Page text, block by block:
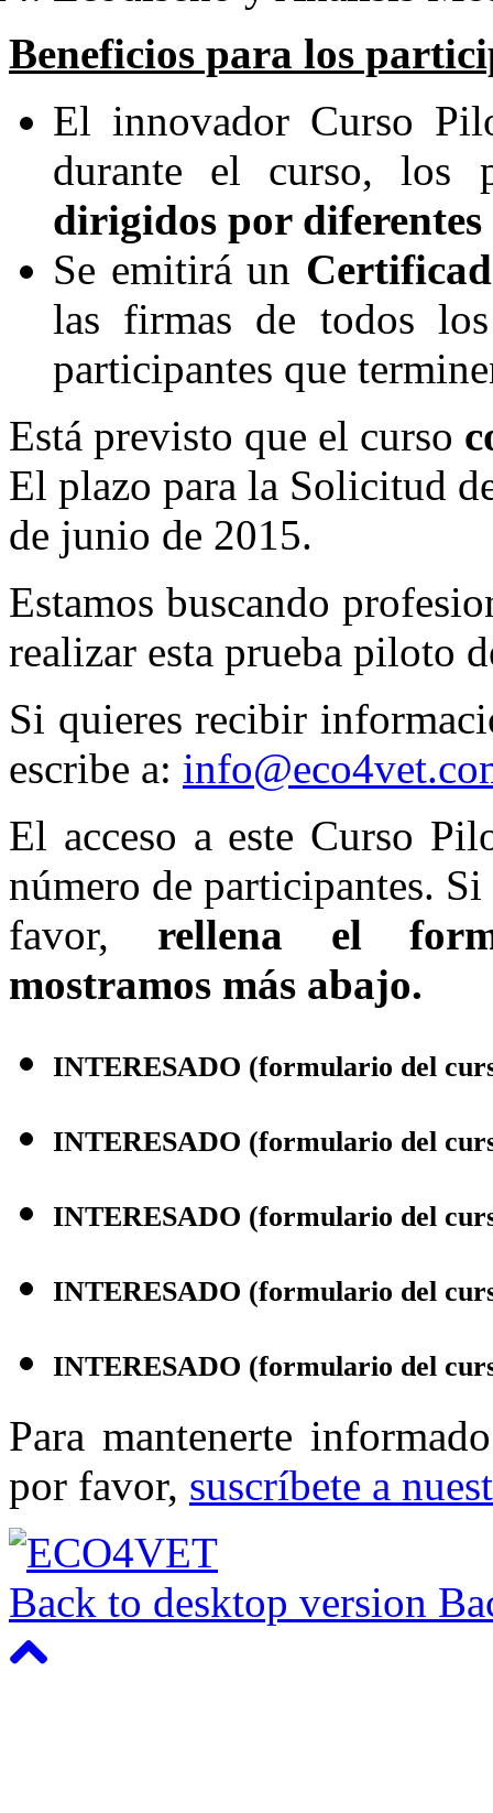
Beneficios para los
El innovador Curso
durante el curso, los
dirigidos por diferentes
Se emitirá un
las firmas de todos
participantes que
Está previsto que el curso
El plazo para la Solicitud
de junio de 2015.
Estamos buscando
realizar esta prueba piloto
Si quieres recibir
escribe a:
El acceso a este Curso
número de participantes.
favor, rellena el
mostramos más abajo.
INTERESADO (formulario del
INTERESADO (formulario del
INTERESADO (formulario del
INTERESADO (formulario del
INTERESADO (formulario del
Para mantenerte
por favor, suscríbete a
Back to desktop version